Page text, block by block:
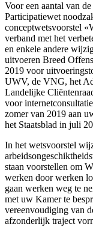
Voor een aantal van
Participatiewet
conceptwetsvoorstel
verband met het
en enkele andere
uitvoeren Breed
2019 voor
UWV, de VNG, het
Landelijke
voor
zomer van 2019 aan
het Staatsblad in juli
In het wetsvoorstel
staan voorstellen om
werken door werken
gaan werken weg te
met uw Kamer te
vereenvoudiging van
afzonderlijk traject